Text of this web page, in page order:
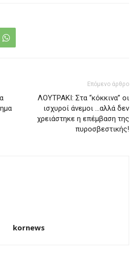
Επόμενο άρθρο
ΛΟΥΤΡΑΚΙ: Στα “κόκκινα” οι
ισχυροί άνεμοι …αλλά δεν
χρειάστηκε η επέμβαση της
πυροσβεστικής!
kornews